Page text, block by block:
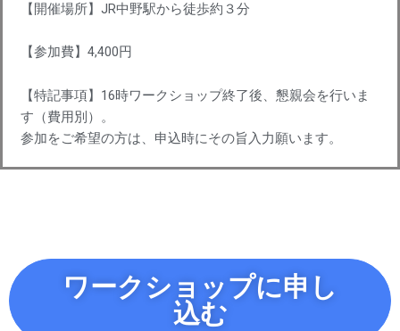
【開催場所】JR中野駅から徒歩約３分
【参加費】4,400円
【特記事項】16時ワークショップ終了後、懇親会を行いま
す（費用別）。
参加をご希望の方は、申込時にその旨入力願います。
ワークショップに申し
込む